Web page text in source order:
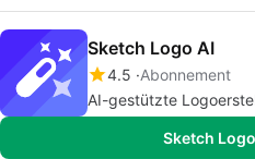
Sketch Logo AI
4.5 Abonnement
AI-gestützte
Sketch